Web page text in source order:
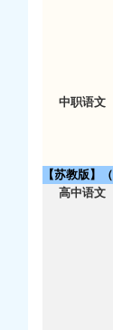
中职语文
【苏教版】（
高中语文